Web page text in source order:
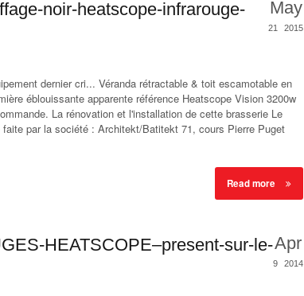
May
21 2015
noir-heatscope-infrarouge-
dernier cri... Véranda rétractable & toit escamotable en
éblouissante apparente référence Heatscope Vision 3200w
La rénovation et l'installation de cette brasserie Le
par la société : Architekt/Batitekt 71, cours Pierre Puget
Read more
Apr
9 2014
HEATSCOPE–present-sur-le-